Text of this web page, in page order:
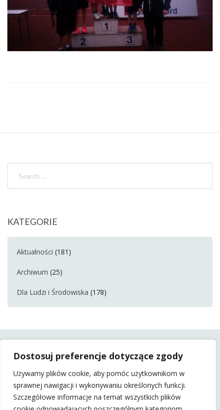
Dostosuj preferencje dotyczące zgody
Używamy plików cookie, aby pomóc użytkownikom w
sprawnej nawigacji i wykonywaniu określonych funkcji.
Szczegółowe informacje na temat wszystkich plików
KATEGORIE
Aktualności (181)
Archiwum (25)
Dla Ludzi i Środowiska (178)